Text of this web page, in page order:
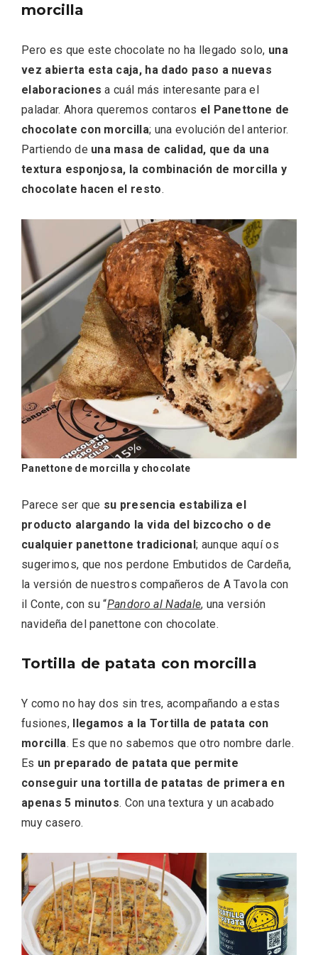
morcilla
Pero es que este chocolate no ha llegado solo, una
vez abierta esta caja, ha dado paso a nuevas
elaboraciones a cuál más interesante para el
paladar. Ahora queremos contaros el Panettone de
chocolate con morcilla; una evolución del anterior.
Partiendo de una masa de calidad, que da una
textura esponjosa, la combinación de morcilla y
chocolate hacen el resto.
Panettone de morcilla y chocolate
Parece ser que su presencia estabiliza el
producto alargando la vida del bizcocho o de
cualquier panettone tradicional ; aunque aquí os
sugerimos, que nos perdone Embutidos de Cardeña,
la versión de nuestros compañeros de A Tavola con
il Conte, con su “Pandoro al Nadale, una versión
navideña del panettone con chocolate.
Tortilla de patata con morcilla
Y como no hay dos sin tres, acompañando a estas
fusiones,
llegamos a la Tortilla de patata con
morcilla. Es que no sabemos que otro nombre darle.
Es un preparado de patata que permite
conseguir una tortilla de patatas de primera en
apenas 5 minutos. Con una textura y un acabado
muy casero.
Conciertos gratuitos del coro Wetherby
VII Feria del Vino de Sotillo 2026 ‘Sotillo,
el Vino y Yo’
Feria del Vino de Toro 2026; descubre
“Otros Vinos de Toro”